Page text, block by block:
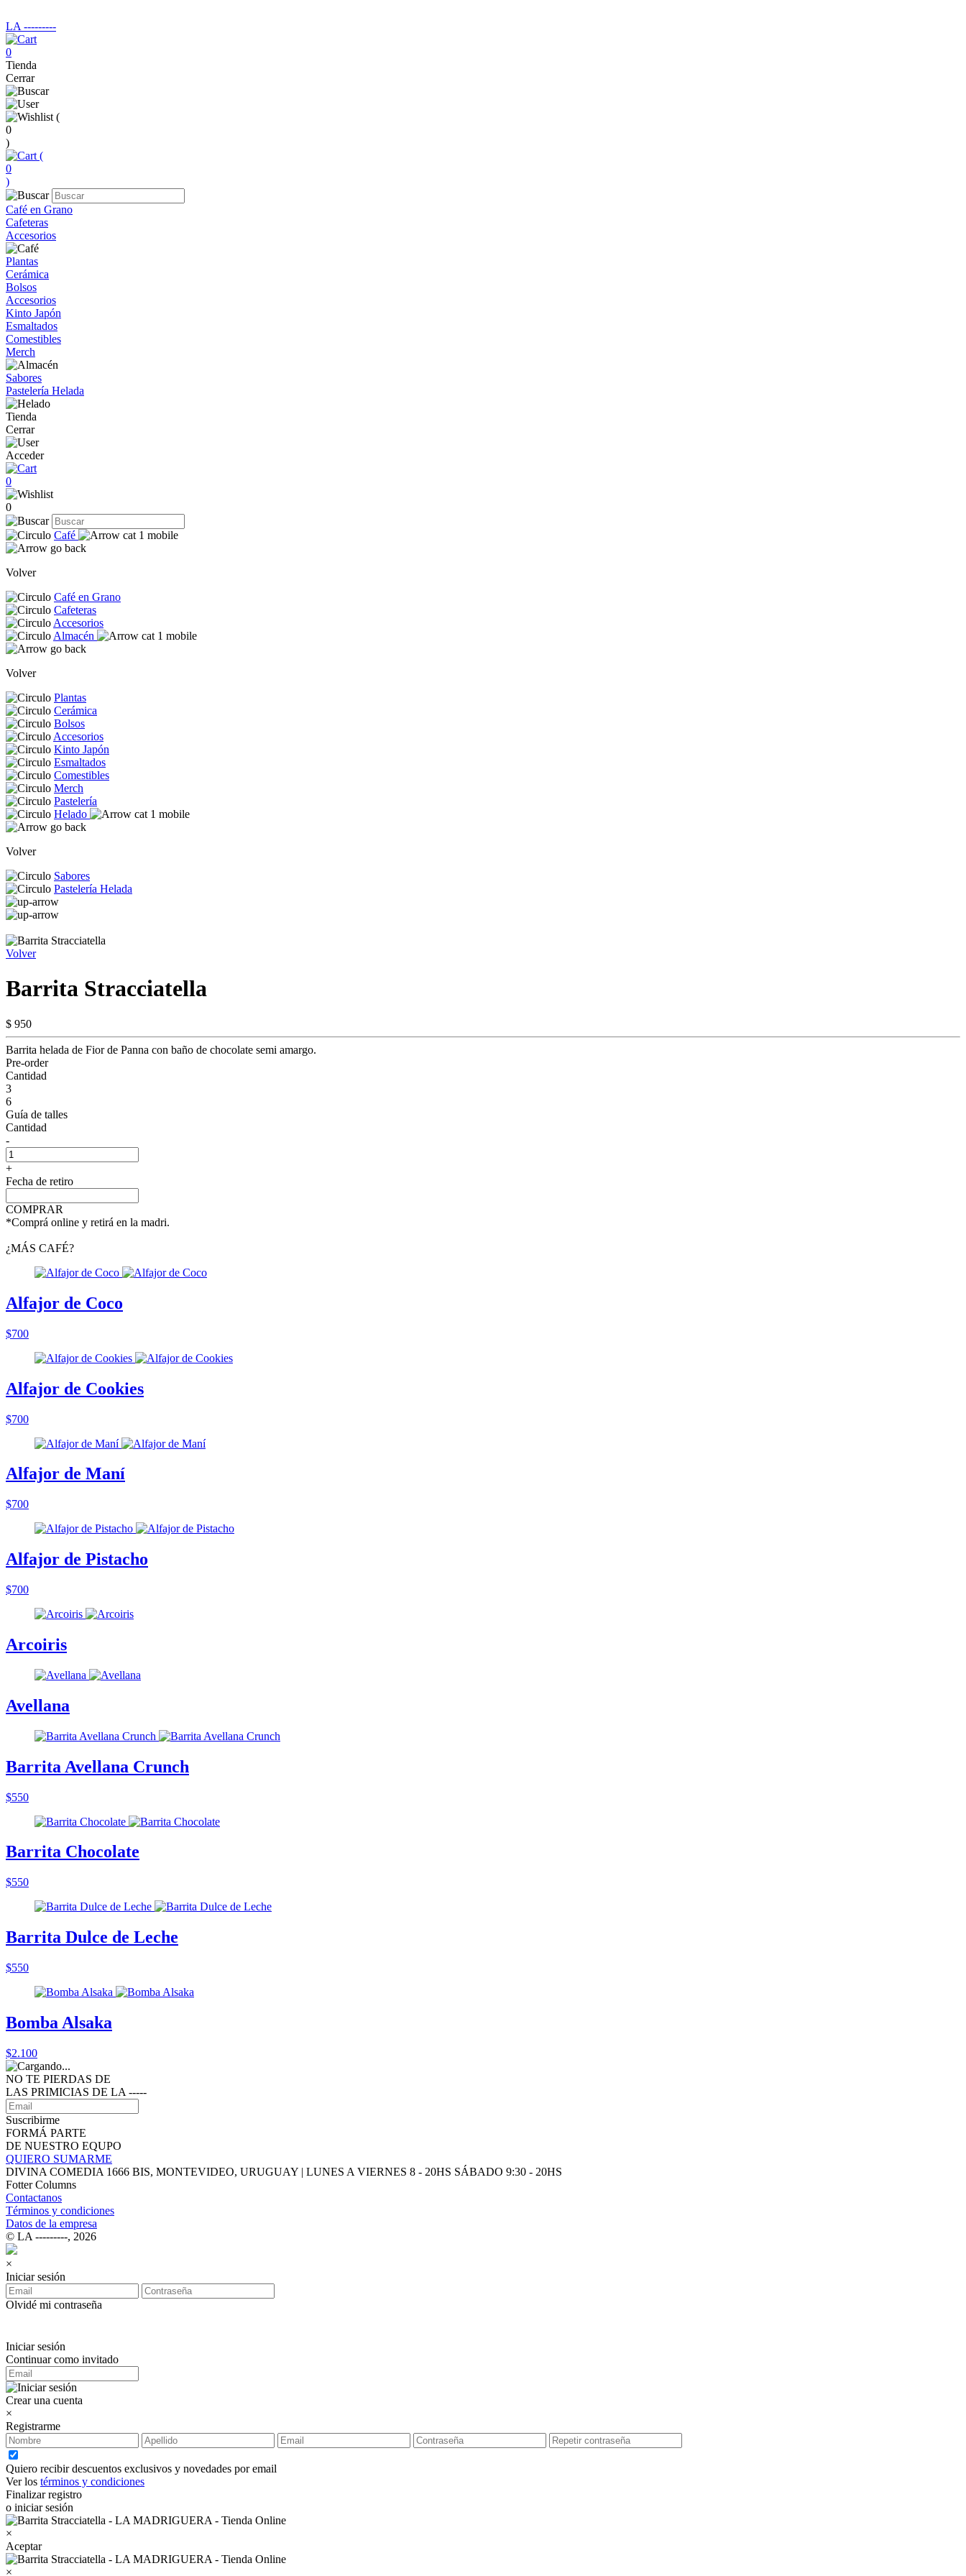
LA ‑‑‑‑‑‑‑‑‑
0
Tienda
Cerrar
(
0
)
(
0
)
Café en Grano
Cafeteras
Accesorios
Plantas
Cerámica
Bolsos
Accesorios
Kinto Japón
Esmaltados
Comestibles
Merch
Sabores
Pastelería Helada
Tienda
Cerrar
Acceder
0
0
Café
Volver
Café en Grano
Cafeteras
Accesorios
Almacén
Volver
Plantas
Cerámica
Bolsos
Accesorios
Kinto Japón
Esmaltados
Comestibles
Merch
Pastelería
Helado
Volver
Sabores
Pastelería Helada
Volver
Barrita Stracciatella
$ 950
Barrita helada de Fior de Panna con baño de chocolate semi amargo.
Pre-order
Cantidad
3
6
Guía de talles
Cantidad
-
+
Fecha de retiro
COMPRAR
*Comprá online y retirá en la madri.
¿MÁS CAFÉ?
Alfajor de Coco
$700
Alfajor de Cookies
$700
Alfajor de Maní
$700
Alfajor de Pistacho
$700
Arcoiris
Avellana
Barrita Avellana Crunch
$550
Barrita Chocolate
$550
Barrita Dulce de Leche
$550
Bomba Alsaka
$2.100
NO TE PIERDAS DE
LAS PRIMICIAS DE LA ‑‑‑‑‑
Suscribirme
FORMÁ PARTE
DE NUESTRO EQUPO
QUIERO SUMARME
DIVINA COMEDIA 1666 BIS, MONTEVIDEO, URUGUAY | LUNES A VIERNES 8 - 20HS SÁBADO 9:30 - 20HS
Fotter Columns
Contactanos
Términos y condiciones
Datos de la empresa
© LA ‑‑‑‑‑‑‑‑‑, 2026
×
Iniciar sesión
Olvidé mi contraseña
Iniciar sesión
Continuar como invitado
Crear una cuenta
×
Registrarme
Quiero recibir descuentos exclusivos y novedades por email
Ver los términos y condiciones
Finalizar registro
o iniciar sesión
×
Aceptar
×